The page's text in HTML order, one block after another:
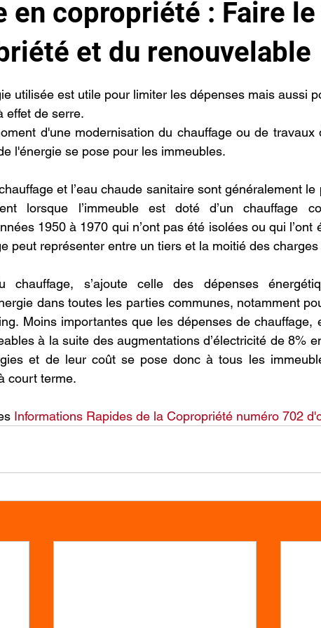
en copropriété : Faire
et du renouvelable
5.
utilisée est utile pour limiter les dépenses mais aussi
effet de serre.
d'une modernisation du chauffage ou de travaux
l'énergie se pose pour les immeubles.
et l’eau chaude sanitaire sont généralement
lorsque l’immeuble est doté d’un chauffage
1950 à 1970 qui n’ont pas été isolées ou qui l’ont
peut représenter entre un tiers et la moitié des
chauffage, s’ajoute celle des dépenses
dans toutes les parties communes, notamment
Moins importantes que les dépenses de chauffage,
à la suite des augmentations d’électricité de 8%
et de leur coût se pose donc à tous les
court terme.
Informations Rapides de la Copropriété numéro 702